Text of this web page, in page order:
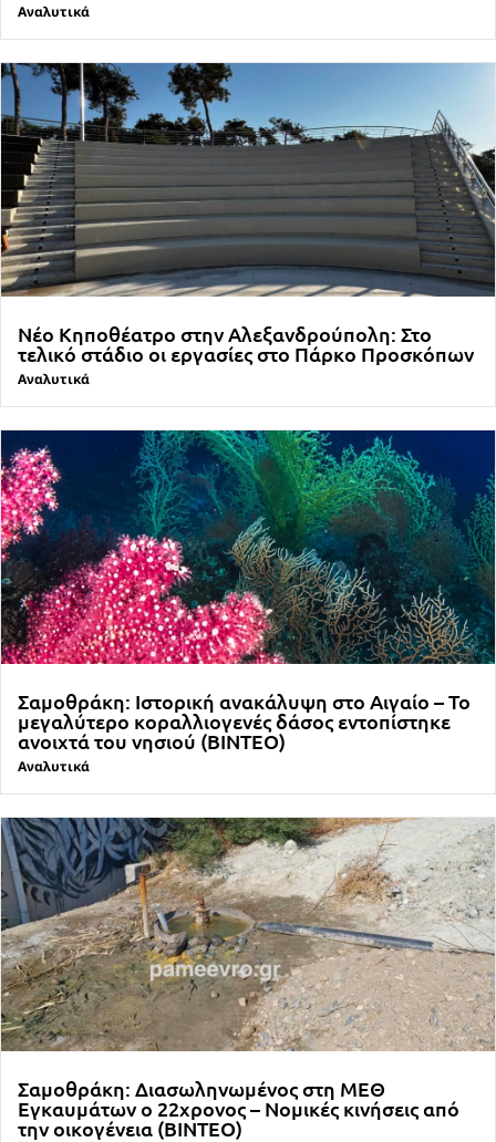
Αναλυτικά
Νέο Κηποθέατρο στην Αλεξανδρούπολη: Στο
τελικό στάδιο οι εργασίες στο Πάρκο Προσκόπων
Αναλυτικά
Σαμοθράκη: Ιστορική ανακάλυψη στο Αιγαίο – Το
μεγαλύτερο κοραλλιογενές δάσος εντοπίστηκε
ανοιχτά του νησιού (ΒΙΝΤΕΟ)
Αναλυτικά
Σαμοθράκη: Διασωληνωμένος στη ΜΕΘ
Εγκαυμάτων ο 22χρονος – Νομικές κινήσεις από
την οικογένεια (ΒΙΝΤΕΟ)